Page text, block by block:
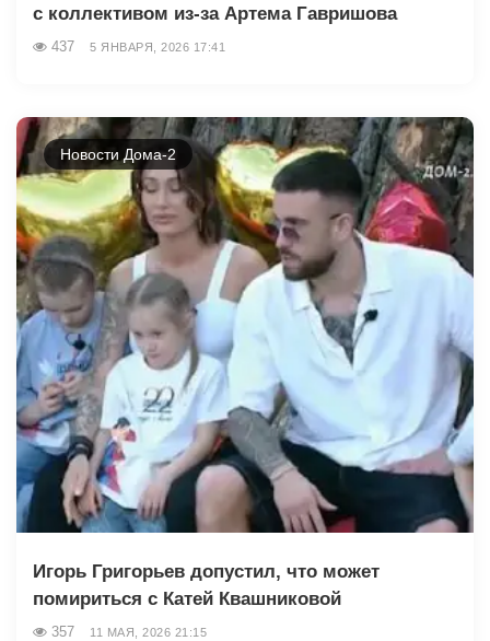
с коллективом из-за Артема Гавришова
437 5 ЯНВАРЯ, 2026 17:41
Новости Дома-2
Игорь Григорьев допустил, что может
помириться с Катей Квашниковой
357 11 МАЯ, 2026 21:15